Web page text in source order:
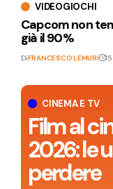
CINEMA E TV
Film al
2026: le
perdere
VIDEOGIOCHI
Capcom non
già il 90%
DiFRANCESCO LEMURI